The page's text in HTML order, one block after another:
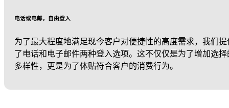
电话或电邮，自由登入
为了最大程度地满足现今客户对便捷性的高度需求，我们提
了电话和电子邮件两种登入选项。这不仅仅是为了增加选择
多样性，更是为了体贴符合客户的消费行为。